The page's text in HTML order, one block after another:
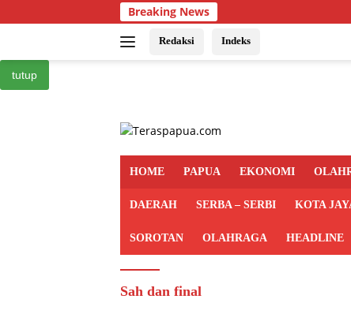
ke
Breaking News
Redaksi Indeks
tutup
HOME PAPUA EKONOMI
DAERAH SERBA – SERBI KOTA
SOROTAN OLAHRAGA HEADLINE
Sah dan final